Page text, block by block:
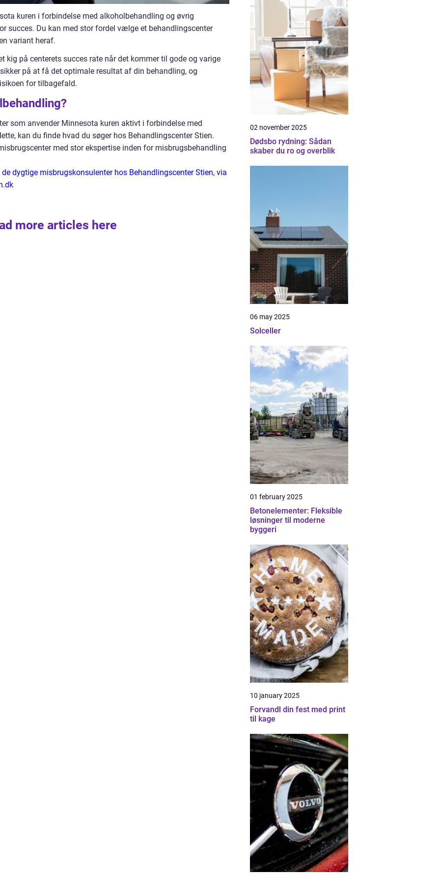
kuren i forbindelse med alkoholbehandling og øvrig
succes. Du kan med stor fordel vælge et behandlingscenter
variant heraf.
kig på centerets succes rate når det kommer til gode og varige
på at få det optimale resultat af din behandling, og
for tilbagefald.
som anvender Minnesota kuren aktivt i forbindelse med
kan du finde hvad du søger hos Behandlingscenter Stien.
med stor ekspertise inden for misbrugsbehandling
dygtige misbrugskonsulenter hos Behandlingscenter Stien, via
more articles here
02 november 2025
Dødsbo rydning: Sådan
skaber du ro og overblik
06 may 2025
Solceller
01 february 2025
Betonelementer: Fleksible
løsninger til moderne
byggeri
10 january 2025
Forvandl din fest med print
til kage